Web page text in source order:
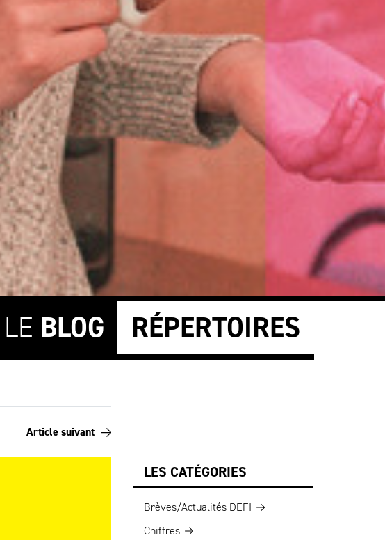
LE BLOG RÉPERTOIRES
Article suivant
LES CATÉGORIES
Brèves/Actualités DEFI
Chiffres